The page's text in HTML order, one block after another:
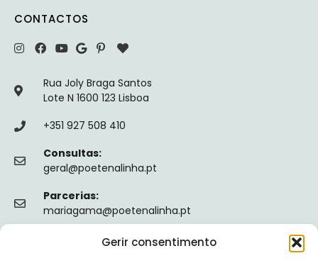
Gerir consentimento
CONTACTOS
Rua Joly Braga Santos
Lote N 1600 123 Lisboa
+351 927 508 410
Consultas:
geral@poetenalinha.pt
Parcerias:
mariagama@poetenalinha.pt